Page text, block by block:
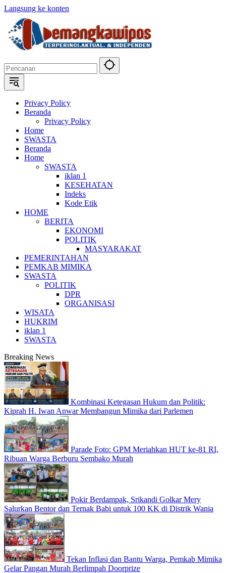
Langsung ke konten
Privacy Policy
Beranda
Privacy Policy
Home
SWASTA
Beranda
Home
SWASTA
iklan 1
KESEHATAN
Indeks
Kode Etik
HOME
BERITA
EKONOMI
POLITIK
MASYARAKAT
PEMERINTAHAN
PEMKAB MIMIKA
SWASTA
POLITIK
DPR
ORGANISASI
WISATA
HUKRIM
iklan 1
SWASTA
Breaking News
Kombinasi Ketegasan Hukum dan Politik:
Kiprah H. Iwan Anwar Membangun Mimika dari Parlemen
Parade Foto: GPM Meriahkan HUT ke-81 RI,
Ribuan Warga Berburu Sembako Murah
Pokir Berdampak, Srikandi Golkar Mery
Salurkan Bentor dan Ternak Babi untuk 100 KK di Distrik Wania
Tekan Inflasi dan Bantu Warga, Pemkab Mimika
Gelar Pangan Murah Berlimpah Doorprize